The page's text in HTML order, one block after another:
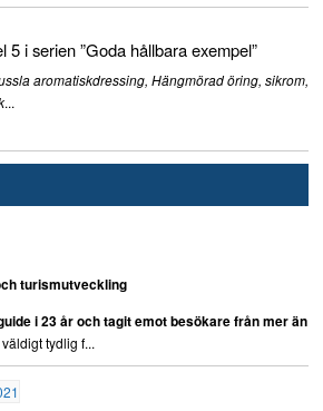
5 i serien ”Goda hållbara exempel”
aromatiskdressing, Hängmörad öring, sikrom,
...
turismutveckling
i 23 år och tagit emot besökare från mer än
tydlig f...